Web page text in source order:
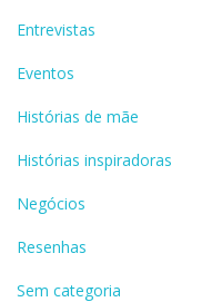
Entrevistas
Eventos
Histórias de mãe
Histórias inspiradoras
Negócios
Resenhas
Sem categoria